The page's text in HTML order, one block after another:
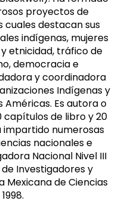
proyectos de
cuales destacan sus
indígenas, mujeres
etnicidad, tráfico de
democracia e
y coordinadora
Indígenas y
Es autora o
capítulos de libro y 20
numerosas
nacionales e
Nacional Nivel III
Investigadores y
Mexicana de Ciencias